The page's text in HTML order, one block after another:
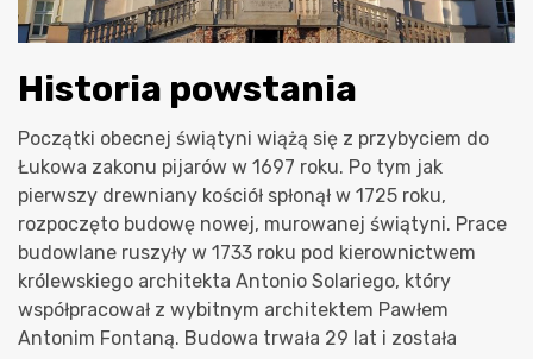
Historia powstania
Początki obecnej świątyni wiążą się z przybyciem do
Łukowa zakonu pijarów w 1697 roku. Po tym jak
pierwszy drewniany kościół spłonął w 1725 roku,
rozpoczęto budowę nowej, murowanej świątyni. Prace
budowlane ruszyły w 1733 roku pod kierownictwem
królewskiego architekta Antonio Solariego, który
współpracował z wybitnym architektem Pawłem
Antonim Fontaną. Budowa trwała 29 lat i została